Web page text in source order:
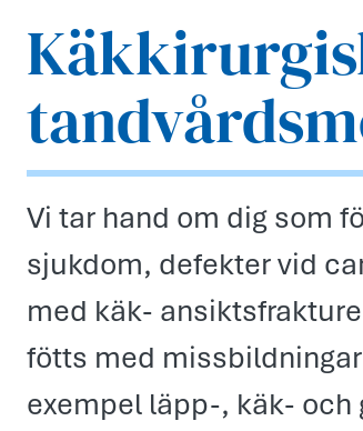
Vi tar hand om dig som
sjukdom, defekter vid
med käk-
fötts med
exempel läpp-, käk-